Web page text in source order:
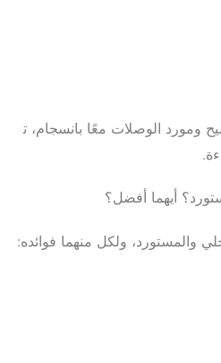
ومورد الوصلات معًا بانسجام، ت
أيهما أفضل؟
والمستورد، ولكل منهما فوائده: